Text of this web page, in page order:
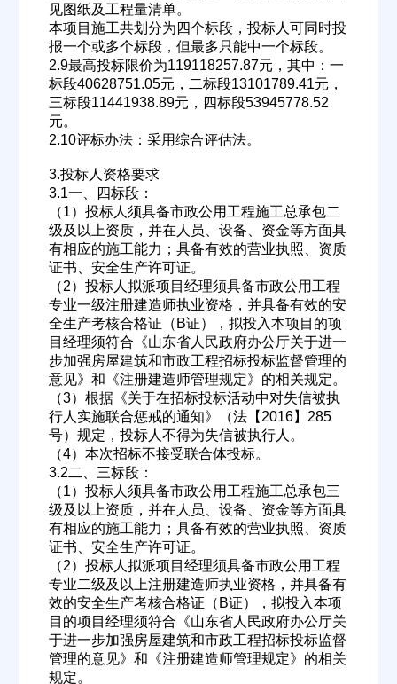
见图纸及工程量清单。
本项目施工共划分为四个标段，投标人可同时投
报一个或多个标段，但最多只能中一个标段。
2.9最高投标限价为119118257.87元，其中：一
标段40628751.05元，二标段13101789.41元，
三标段11441938.89元，四标段53945778.52
元。
2.10评标办法：采用综合评估法。
3.投标人资格要求
3.1一、四标段：
（1）投标人须具备市政公用工程施工总承包二
级及以上资质，并在人员、设备、资金等方面具
有相应的施工能力；具备有效的营业执照、资质
证书、安全生产许可证。
（2）投标人拟派项目经理须具备市政公用工程
专业一级注册建造师执业资格，并具备有效的安
全生产考核合格证（B证），拟投入本项目的项
目经理须符合《山东省人民政府办公厅关于进一
步加强房屋建筑和市政工程招标投标监督管理的
意见》和《注册建造师管理规定》的相关规定。
（3）根据《关于在招标投标活动中对失信被执
行人实施联合惩戒的通知》（法【2016】285
号）规定，投标人不得为失信被执行人。
（4）本次招标不接受联合体投标。
3.2二、三标段：
（1）投标人须具备市政公用工程施工总承包三
级及以上资质，并在人员、设备、资金等方面具
有相应的施工能力；具备有效的营业执照、资质
证书、安全生产许可证。
（2）投标人拟派项目经理须具备市政公用工程
专业二级及以上注册建造师执业资格，并具备有
效的安全生产考核合格证（B证），拟投入本项
目的项目经理须符合《山东省人民政府办公厅关
于进一步加强房屋建筑和市政工程招标投标监督
管理的意见》和《注册建造师管理规定》的相关
规定。
欢迎入驻供应商 ဆ
公司名称
公司所在地
请选择省市
经办人
联系方式